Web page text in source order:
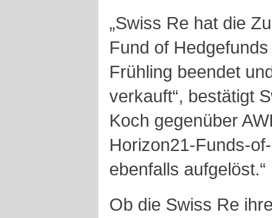
„Swiss Re hat die
Fund of
Frühling beendet
verkauft“, bestätigt
Koch gegenüber
Horizon21-Funds-
ebenfalls aufgelöst.“
Ob die Swiss Re